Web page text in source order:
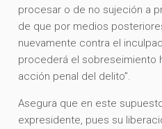
procesar o de no sujeción a
de que por medios
nuevamente contra el
procederá el sobreseimiento
acción penal del delito”.
Asegura que en este
expresidente, pues su